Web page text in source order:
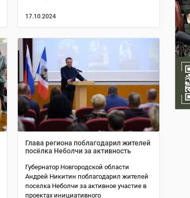
17.10.2024
Глава региона поблагодарил жителей
посёлка Неболчи за активность
Губернатор Новгородской области
Андрей Никитин поблагодарил жителей
поселка Неболчи за активное участие в
проектах инициативного